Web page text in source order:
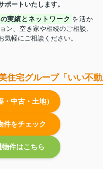
ートいたします。
実績とネットワーク を活か
ン、空き家や相続のご相談、
軽にご相談ください。
住宅グループ「いい不
中古・土地）
件をチェック
件はこちら